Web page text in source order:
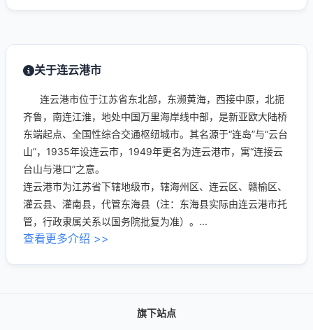
关于连云港市
连云港市位于江苏省东北部，东濒黄海，西接中原，北扼
齐鲁，南连江淮，地处中国万里海岸线中部，是新亚欧大陆桥
东端起点、全国性综合交通枢纽城市。其名源于“连岛”与“云台
山”，1935年设连云市，1949年更名为连云港市，寓“连接云
台山与港口”之意。
连云港市为江苏省下辖地级市，辖海州区、连云区、赣榆区、
灌云县、灌南县，代管东海县（注：东海县实际由连云港市托
管，行政隶属关系以国务院批复为准）。...
查看更多介绍 >>
旗下站点